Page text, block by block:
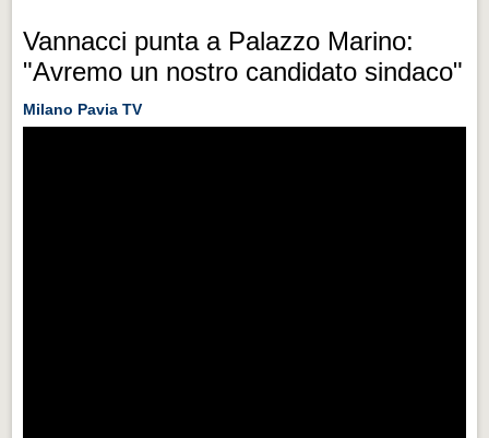
Vannacci punta a Palazzo Marino:
"Avremo un nostro candidato sindaco"
Milano Pavia TV